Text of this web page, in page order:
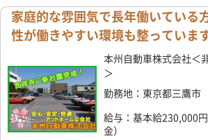
家庭的な雰囲気で長年働いている
性が働きやすい環境も整っていま
本州自動車株式会社＜
＞
勤務地：東京都三鷹市
給与：基本給230,000
金）